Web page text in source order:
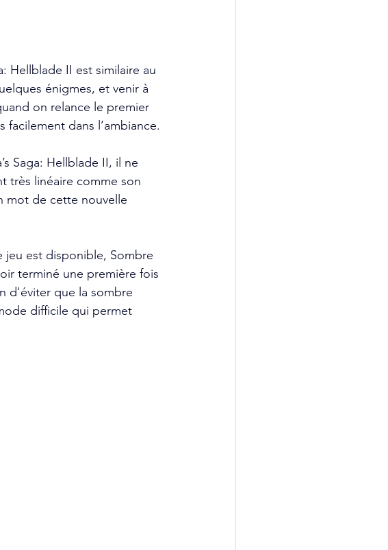
Hellblade II est similaire au
énigmes, et venir à
on relance le premier
dans l’ambiance.
Saga: Hellblade II, il ne
très linéaire comme son
mot de cette nouvelle
est disponible, Sombre
terminé une première fois
d'éviter que la sombre
difficile qui permet